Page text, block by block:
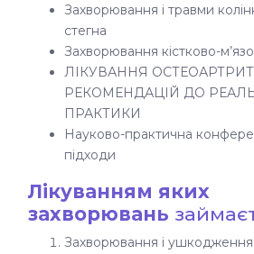
Захворювання і травми
стегна
Захворювання кістково-
ЛІКУВАННЯ
РЕКОМЕНДАЦІЙ ДО
ПРАКТИКИ
Науково-практична
підходи
Лікуванням яких
захворювань
Захворювання і ушкодження